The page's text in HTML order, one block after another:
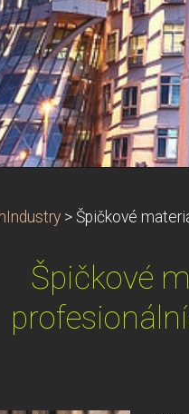
> Špičkové
Špičkové